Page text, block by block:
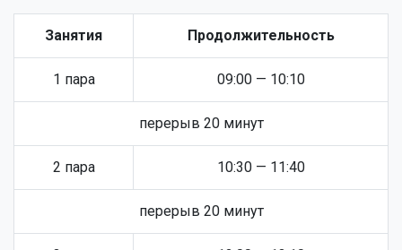
Занятия Продолжительность
1 пара 09:00 — 10:10
перерыв 20 минут
2 пара 10:30 — 11:40
перерыв 20 минут